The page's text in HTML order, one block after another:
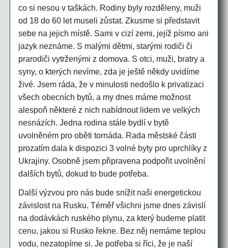
co si nesou v taškách. Rodiny byly rozděleny, muži
od 18 do 60 let museli zůstat. Zkusme si představit
sebe na jejich místě. Sami v cizí zemi, jejíž písmo ani
jazyk neznáme. S malými dětmi, starými rodiči či
prarodiči vytrženými z domova. S otci, muži, bratry a
syny, o kterých nevíme, zda je ještě někdy uvidíme
živé. Jsem ráda, že v minulosti nedošlo k privatizaci
všech obecních bytů, a my dnes máme možnost
alespoň některé z nich nabídnout lidem ve velkých
nesnázích. Jedna rodina stále bydlí v bytě
uvolněném pro oběti tornáda. Rada městské části
prozatím dala k dispozici 3 volné byty pro uprchlíky z
Ukrajiny. Osobně jsem připravena podpořit uvolnění
dalších bytů, dokud to bude potřeba.
Další výzvou pro nás bude snížit naši energetickou
závislost na Rusku. Téměř všichni jsme dnes závislí
na dodávkách ruského plynu, za který budeme platit
cenu, jakou si Rusko řekne. Bez něj nemáme teplou
vodu, nezatopíme si. Je potřeba si říci, že je naší